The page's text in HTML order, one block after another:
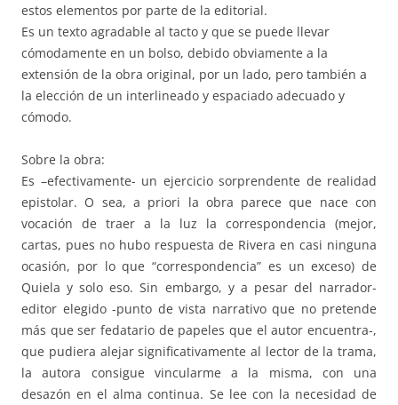
estos elementos por parte de la editorial.
Es un texto agradable al tacto y que se puede llevar
cómodamente en un bolso, debido obviamente a la
extensión de la obra original, por un lado, pero también a
la elección de un interlineado y espaciado adecuado y
cómodo.
Sobre la obra:
Es –efectivamente- un ejercicio sorprendente de realidad
epistolar. O sea, a priori la obra parece que nace con
vocación de traer a la luz la correspondencia (mejor,
cartas, pues no hubo respuesta de Rivera en casi ninguna
ocasión, por lo que “correspondencia” es un exceso) de
Quiela y solo eso. Sin embargo, y a pesar del narrador-
editor elegido -punto de vista narrativo que no pretende
más que ser fedatario de papeles que el autor encuentra-,
que pudiera alejar significativamente al lector de la trama,
la autora consigue vincularme a la misma, con una
desazón en el alma continua. Se lee con la necesidad de